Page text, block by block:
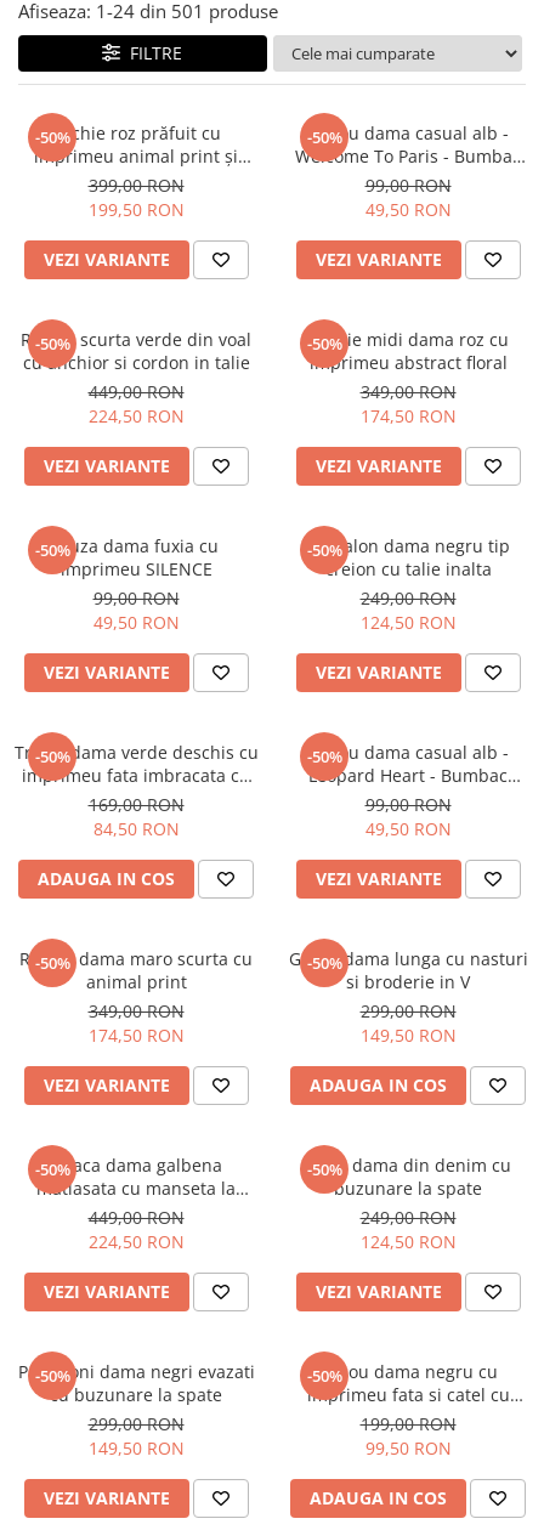
Tricouri si topuri
Rochii de eveniment
Afiseaza: 1-24 din 501 produse
FILTRE
-50%Rochie roz prăfuit cu
imprimeu animal print și
curea
399,00 RON
199,50 RON
VEZI VARIANTE
-50%
Tricou dama casual alb -
Welcome To Paris - Bumbac
Organic
99,00 RON
49,50 RON
VEZI VARIANTE
-50%
Rochie scurta verde din voal
cu anchior si cordon in talie
449,00 RON
224,50 RON
VEZI VARIANTE
-50%
Rochie midi dama roz cu
imprimeu abstract floral
349,00 RON
174,50 RON
VEZI VARIANTE
-50%Bluza dama fuxia cu
imprimeu SILENCE
99,00 RON
49,50 RON
VEZI VARIANTE
-50%
Pantalon dama negru tip
creion cu talie inalta
249,00 RON
124,50 RON
VEZI VARIANTE
-50%
Tricou dama verde deschis cu
imprimeu fata imbracata cu
alb si inghetata in mana
169,00 RON
84,50 RON
ADAUGA IN COS
-50%
Tricou dama casual alb -
Leopard Heart - Bumbac
Organic
99,00 RON
49,50 RON
VEZI VARIANTE
-50%
Rochie dama maro scurta cu
animal print
349,00 RON
174,50 RON
VEZI VARIANTE
-50%
Geaca dama lunga cu nasturi
si broderie in V
299,00 RON
149,50 RON
ADAUGA IN COS
-50%Geaca dama galbena
matlasata cu manseta la
maneca si elastic in talie
449,00 RON
224,50 RON
VEZI VARIANTE
-50%
Blugi dama din denim cu
buzunare la spate
249,00 RON
124,50 RON
VEZI VARIANTE
-50%
Pantaloni dama negri evazati
cu buzunare la spate
299,00 RON
149,50 RON
VEZI VARIANTE
-50%
Tricou dama negru cu
imprimeu fata si catel cu
ochelari
199,00 RON
99,50 RON
ADAUGA IN COS